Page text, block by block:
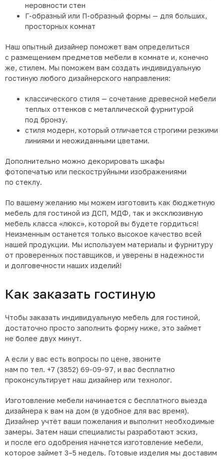
неровности стен
Г-образный или П-образный формы — для больших,
просторных комнат
Наш опытный дизайнер поможет вам определиться
с размещением предметов мебели в комнате и, конечно
же, стилем. Мы поможем вам создать индивидуальную
гостиную любого дизайнерского направления:
классического стиля — сочетание древесной мебели
теплых оттенков с металлической фурнитурой
под бронзу.
стиля модерн, который отличается строгими резкими
линиями и неожиданными цветами.
Дополнительно можно декорировать шкафы
фотопечатью или пескоструйными изображениями
по стеклу.
По вашему желанию мы можем изготовить как бюджетную
мебель для гостиной из ДСП, МДФ, так и эксклюзивную
мебель класса «люкс», которой вы будете гордиться!
Неизменным останется только высокое качество всей
нашей продукции. Мы используем материалы и фурнитуру
от проверенных поставщиков, и уверены в надежности
и долговечности наших изделий!
Как заказать гостиную
Чтобы заказать индивидуальную мебель для гостиной,
достаточно просто заполнить форму ниже, это займет
не более двух минут.
А если у вас есть вопросы по цене, звоните
нам по тел. +7 (3852) 69-09-97, и вас бесплатно
проконсультирует наш дизайнер или технолог.
Изготовление мебели начинается с бесплатного выезда
дизайнера к вам на дом (в удобное для вас время).
Дизайнер учтёт ваши пожелания и выполнит необходимые
замеры. Затем наши специалисты разработают эскиз,
и после его одобрения начнется изготовление мебели,
которое займет 3–5 недель. Готовые изделия мы доставим